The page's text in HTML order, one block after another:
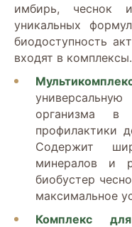
имбирь, чеснок
уникальных
биодоступность
входят в комплексы.
организма
профилактики
Содержит
минералов и
биобустер
максимальное
Комплекс